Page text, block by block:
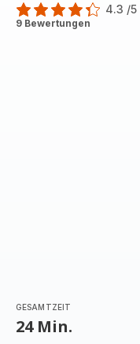
ratings.4.3
4.3 /5
9 Bewertungen
GESAMTZEIT
24 Min.